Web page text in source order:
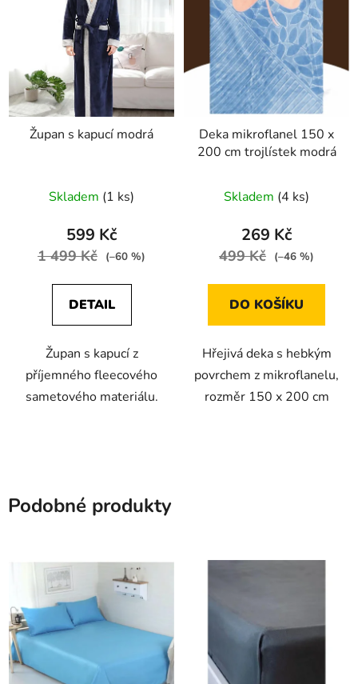
Župan s kapucí modrá
Skladem (1 ks)
599 Kč
1 499 Kč (–60 %)
DETAIL
Župan s kapucí z
příjemného fleecového
sametového materiálu.
Deka mikroflanel 150 x
200 cm trojlístek modrá
Skladem (4 ks)
269 Kč
499 Kč (–46 %)
DO KOŠÍKU
Hřejivá deka s hebkým
povrchem z mikroflanelu,
rozměr 150 x 200 cm
Podobné produkty